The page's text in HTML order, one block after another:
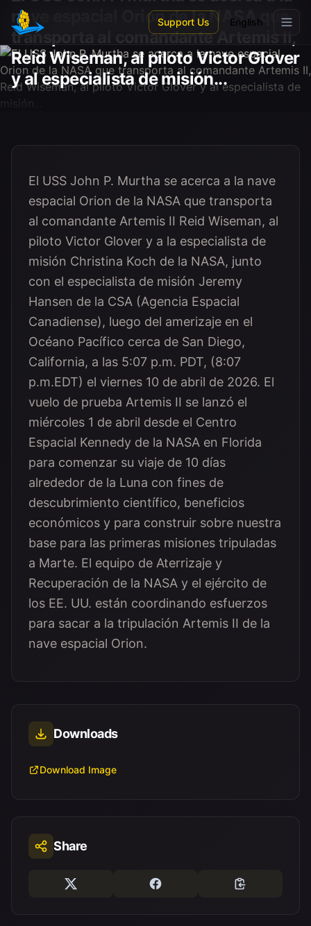
Skip to main content
Support Us English
nave espacial Orion de la NASA que
transporta al comandante Artemis II,
Reid Wiseman, al piloto Victor Glover
y al especialista de misión...
El USS John P. Murtha se acerca a la nave
espacial Orion de la NASA que transporta
al comandante Artemis II Reid Wiseman, al
piloto Victor Glover y a la especialista de
misión Christina Koch de la NASA, junto
con el especialista de misión Jeremy
Hansen de la CSA (Agencia Espacial
Canadiense), luego del amerizaje en el
Océano Pacífico cerca de San Diego,
California, a las 5:07 p.m. PDT, (8:07
p.m.EDT) el viernes 10 de abril de 2026. El
vuelo de prueba Artemis II se lanzó el
miércoles 1 de abril desde el Centro
Espacial Kennedy de la NASA en Florida
para comenzar su viaje de 10 días
alrededor de la Luna con fines de
descubrimiento científico, beneficios
económicos y para construir sobre nuestra
base para las primeras misiones tripuladas
a Marte. El equipo de Aterrizaje y
Recuperación de la NASA y el ejército de
los EE. UU. están coordinando esfuerzos
para sacar a la tripulación Artemis II de la
nave espacial Orion.
Downloads
Download Image
Share